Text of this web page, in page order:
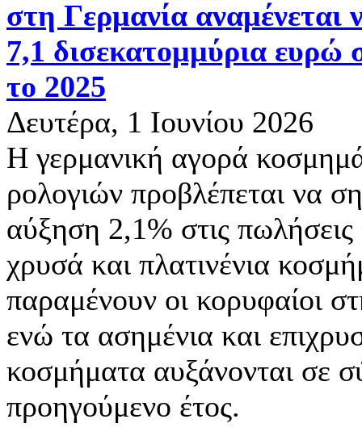
στη Γερμανία αναμένεται
7,1 δισεκατομμύρια ευρώ
το 2025
Δευτέρα, 1 Ιουνίου 2026
Η γερμανική αγορά
ρολογιών προβλέπεται να
αύξηση 2,1% στις
χρυσά και πλατινένια
παραμένουν οι κορυφαίοι
ενώ τα ασημένια και
κοσμήματα αυξάνονται σε
προηγούμενο έτος.